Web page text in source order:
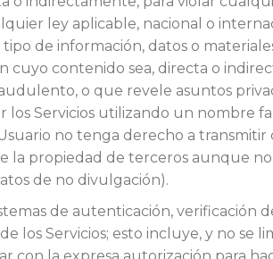
ley aplicable, nacional o
de información, datos o
cuyo contenido sea, directa o
o que revele asuntos
Servicios utilizando un nombre
no tenga derecho a transmitir
la propiedad de terceros aunque
de no divulgación).
de autenticación, verificación
los Servicios; esto incluye, y no se